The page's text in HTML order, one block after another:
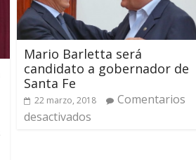
Mario Barletta será
candidato a gobernador de
Santa Fe
22 marzo, 2018
Comentarios
desactivados